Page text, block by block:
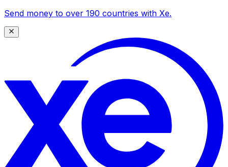
Send money to over 190 countries with Xe.